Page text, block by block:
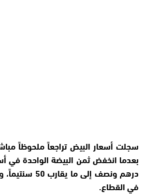
سجلت أسعار البيض تراجعاً ملحوظاً
بعدما انخفض ثمن البيضة الواحدة في
درهم ونصف إلى
في القطاع.